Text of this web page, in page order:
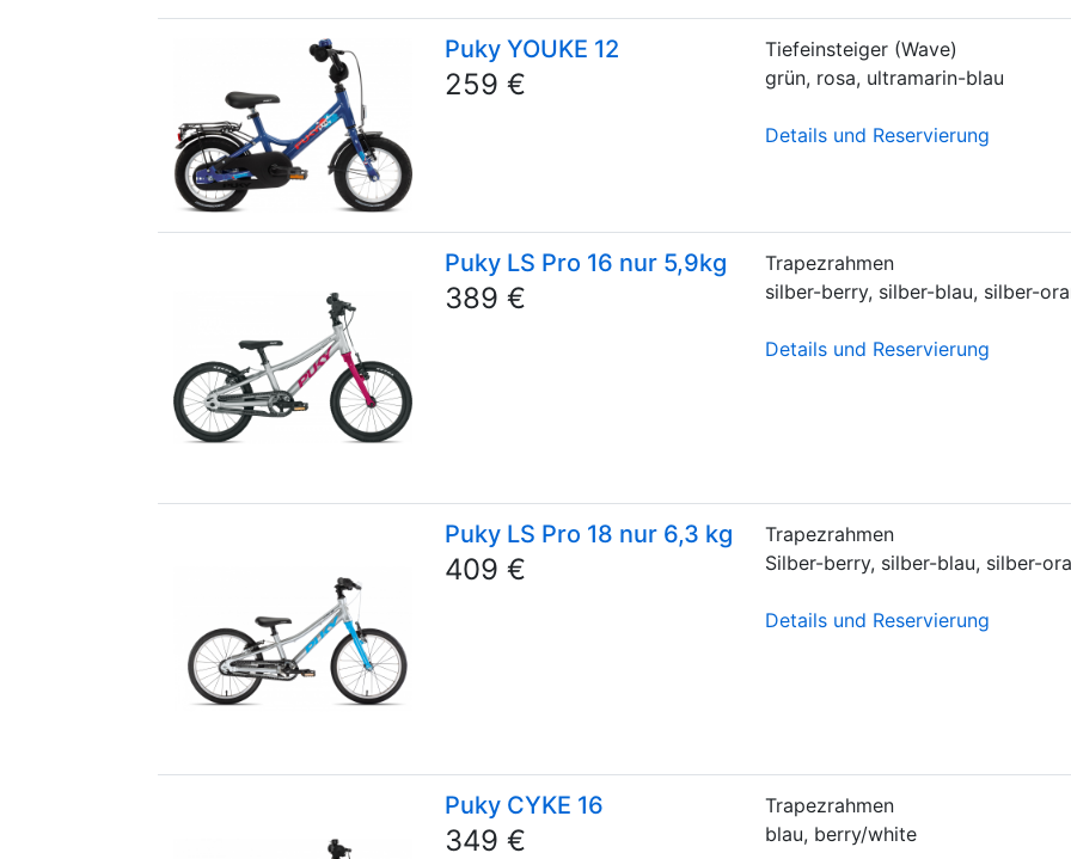
Puky YOUKE 12
259 €
Tiefeinsteiger (Wave)
grün, rosa, ultramarin-blau
Details und Reservierung
Puky LS Pro 16 nur 5,9kg
389 €
Trapezrahmen
silber-berry, silber-blau, silber-
Details und Reservierung
Puky LS Pro 18 nur 6,3 kg
409 €
Trapezrahmen
Silber-berry, silber-blau, silber-
Details und Reservierung
Puky CYKE 16
349 €
Trapezrahmen
blau, berry/white